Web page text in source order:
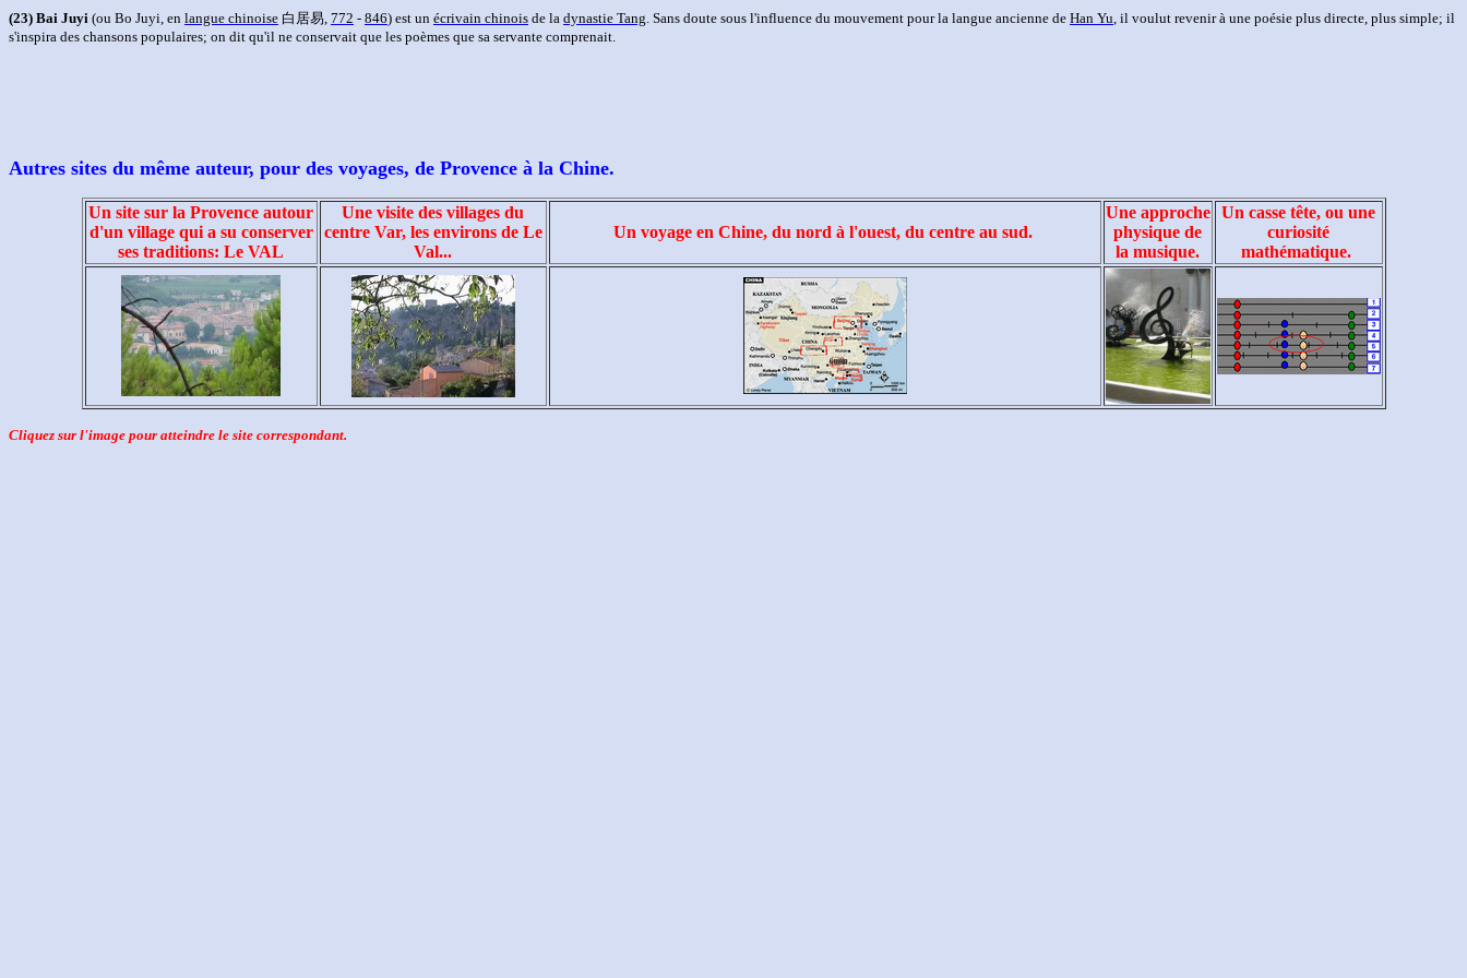
(23) Bai Juyi (ou Bo Juyi, en langue chinoise 白居易, 772 - 846) est un écrivain chinois de la dynastie Tang. Sans doute sous l'influence du mouvement pour la langue ancienne de Han Yu, il voulut revenir à une poésie plus directe, plus simple; il
s'inspira des chansons populaires; on dit qu'il ne conservait que les poèmes que sa servante comprenait.
Autres sites du même auteur, pour des voyages, de Provence à la Chine.
Un site sur la Provence autour
d'un village qui a su conserver
ses traditions: Le VAL
Une visite des villages du
centre Var, les environs de Le
Val...
Un voyage en Chine, du nord à l'ouest, du centre au sud.
Une approche
physique de
la musique.
Un casse tête, ou une
curiosité
mathématique.
Cliquez sur l'image pour atteindre le site correspondant.